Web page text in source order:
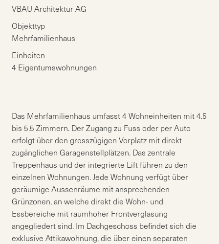
VBAU Architektur AG
Objekttyp
Mehrfamilienhaus
Einheiten
4 Eigentumswohnungen
Das Mehrfamilienhaus umfasst 4 Wohneinheiten mit 4.5
bis 5.5 Zimmern. Der Zugang zu Fuss oder per Auto
erfolgt über den grosszügigen Vorplatz mit direkt
zugänglichen Garagenstellplätzen. Das zentrale
Treppenhaus und der integrierte Lift führen zu den
einzelnen Wohnungen. Jede Wohnung verfügt über
geräumige Aussenräume mit ansprechenden
Grünzonen, an welche direkt die Wohn- und
Essbereiche mit raumhoher Frontverglasung
angegliedert sind. Im Dachgeschoss befindet sich die
exklusive Attikawohnung, die über einen separaten